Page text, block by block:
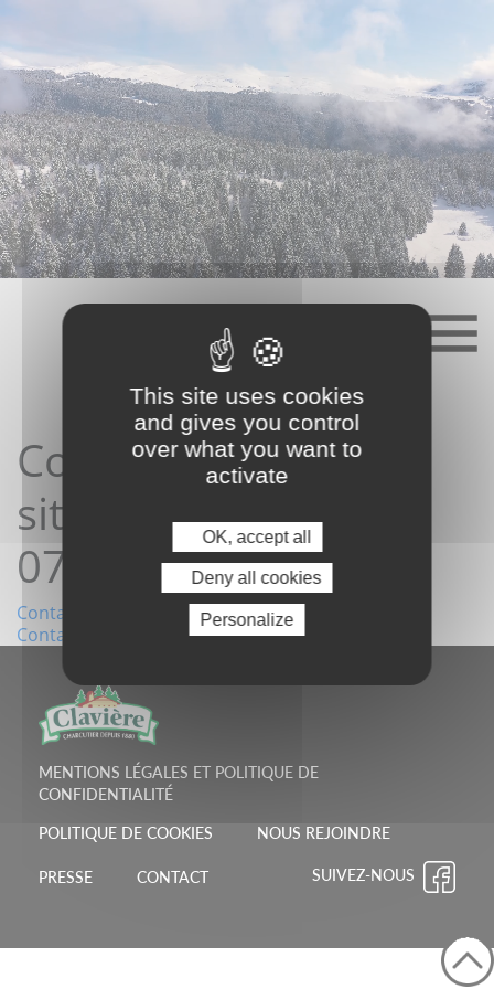
content
Contact depuis le
site10/05/2022
07:03:41
Navigation
l’article
Contact depuis le site25/04/2022 11:45:00
Contact depuis le site18/05/2022 16:01:15
MENTIONS LÉGALES ET POLITIQUE DE
CONFIDENTIALITÉ
POLITIQUE DE COOKIES NOUS REJOINDRE
PRESSE CONTACT SUIVEZ-NOUS
This site uses cookies
and gives you control
over what you want to
activate
OK, accept all
Deny all cookies
Personalize